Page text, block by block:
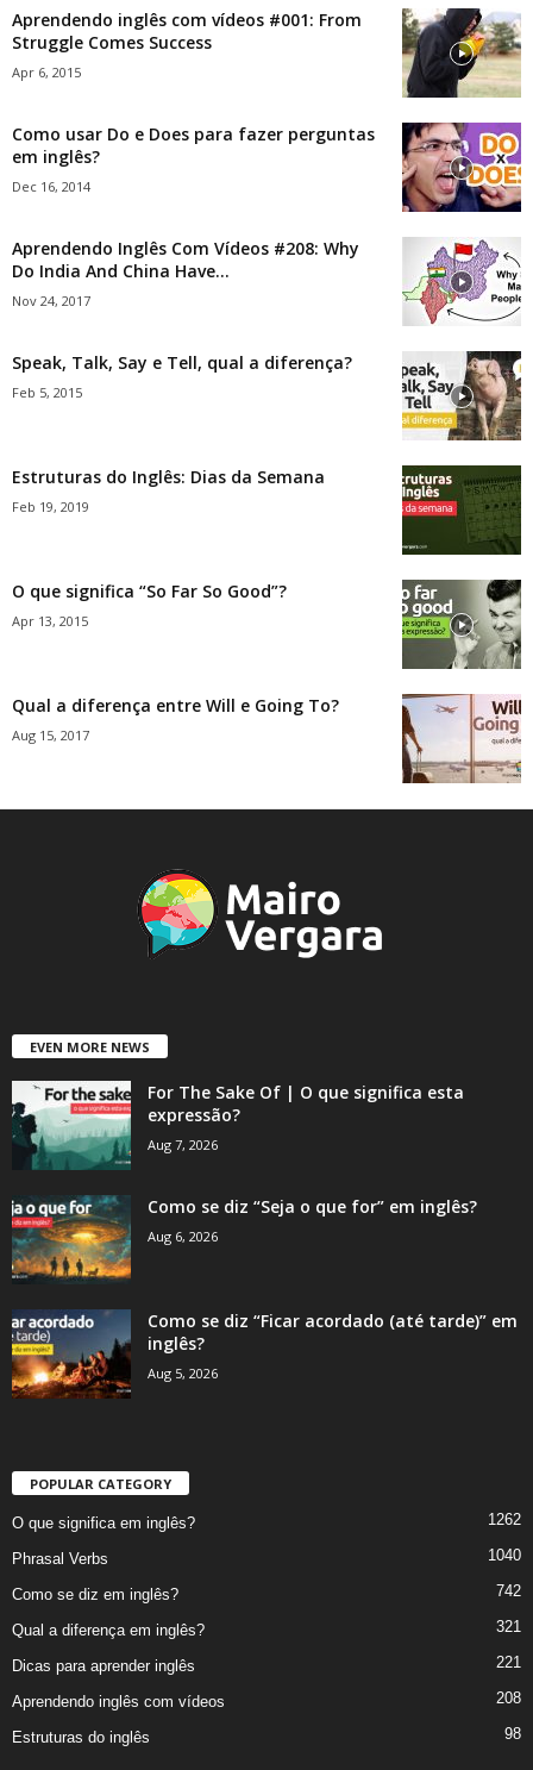
Aprendendo inglês com vídeos #001: From
Struggle Comes Success
Apr 6, 2015
Como usar Do e Does para fazer perguntas
em inglês?
Dec 16, 2014
Aprendendo Inglês Com Vídeos #208: Why
Do India And China Have...
Nov 24, 2017
Speak, Talk, Say e Tell, qual a diferença?
Feb 5, 2015
Estruturas do Inglês: Dias da Semana
Feb 19, 2019
O que significa “So Far So Good”?
Apr 13, 2015
Qual a diferença entre Will e Going To?
Aug 15, 2017
EVEN MORE NEWS
For The Sake Of | O que significa esta
expressão?
Aug 7, 2026
Como se diz “Seja o que for” em inglês?
Aug 6, 2026
Como se diz “Ficar acordado (até tarde)” em
inglês?
Aug 5, 2026
POPULAR CATEGORY
O que significa em inglês? 1262
Phrasal Verbs 1040
Como se diz em inglês? 742
Qual a diferença em inglês? 321
Dicas para aprender inglês 221
Aprendendo inglês com vídeos 208
Estruturas do inglês 98